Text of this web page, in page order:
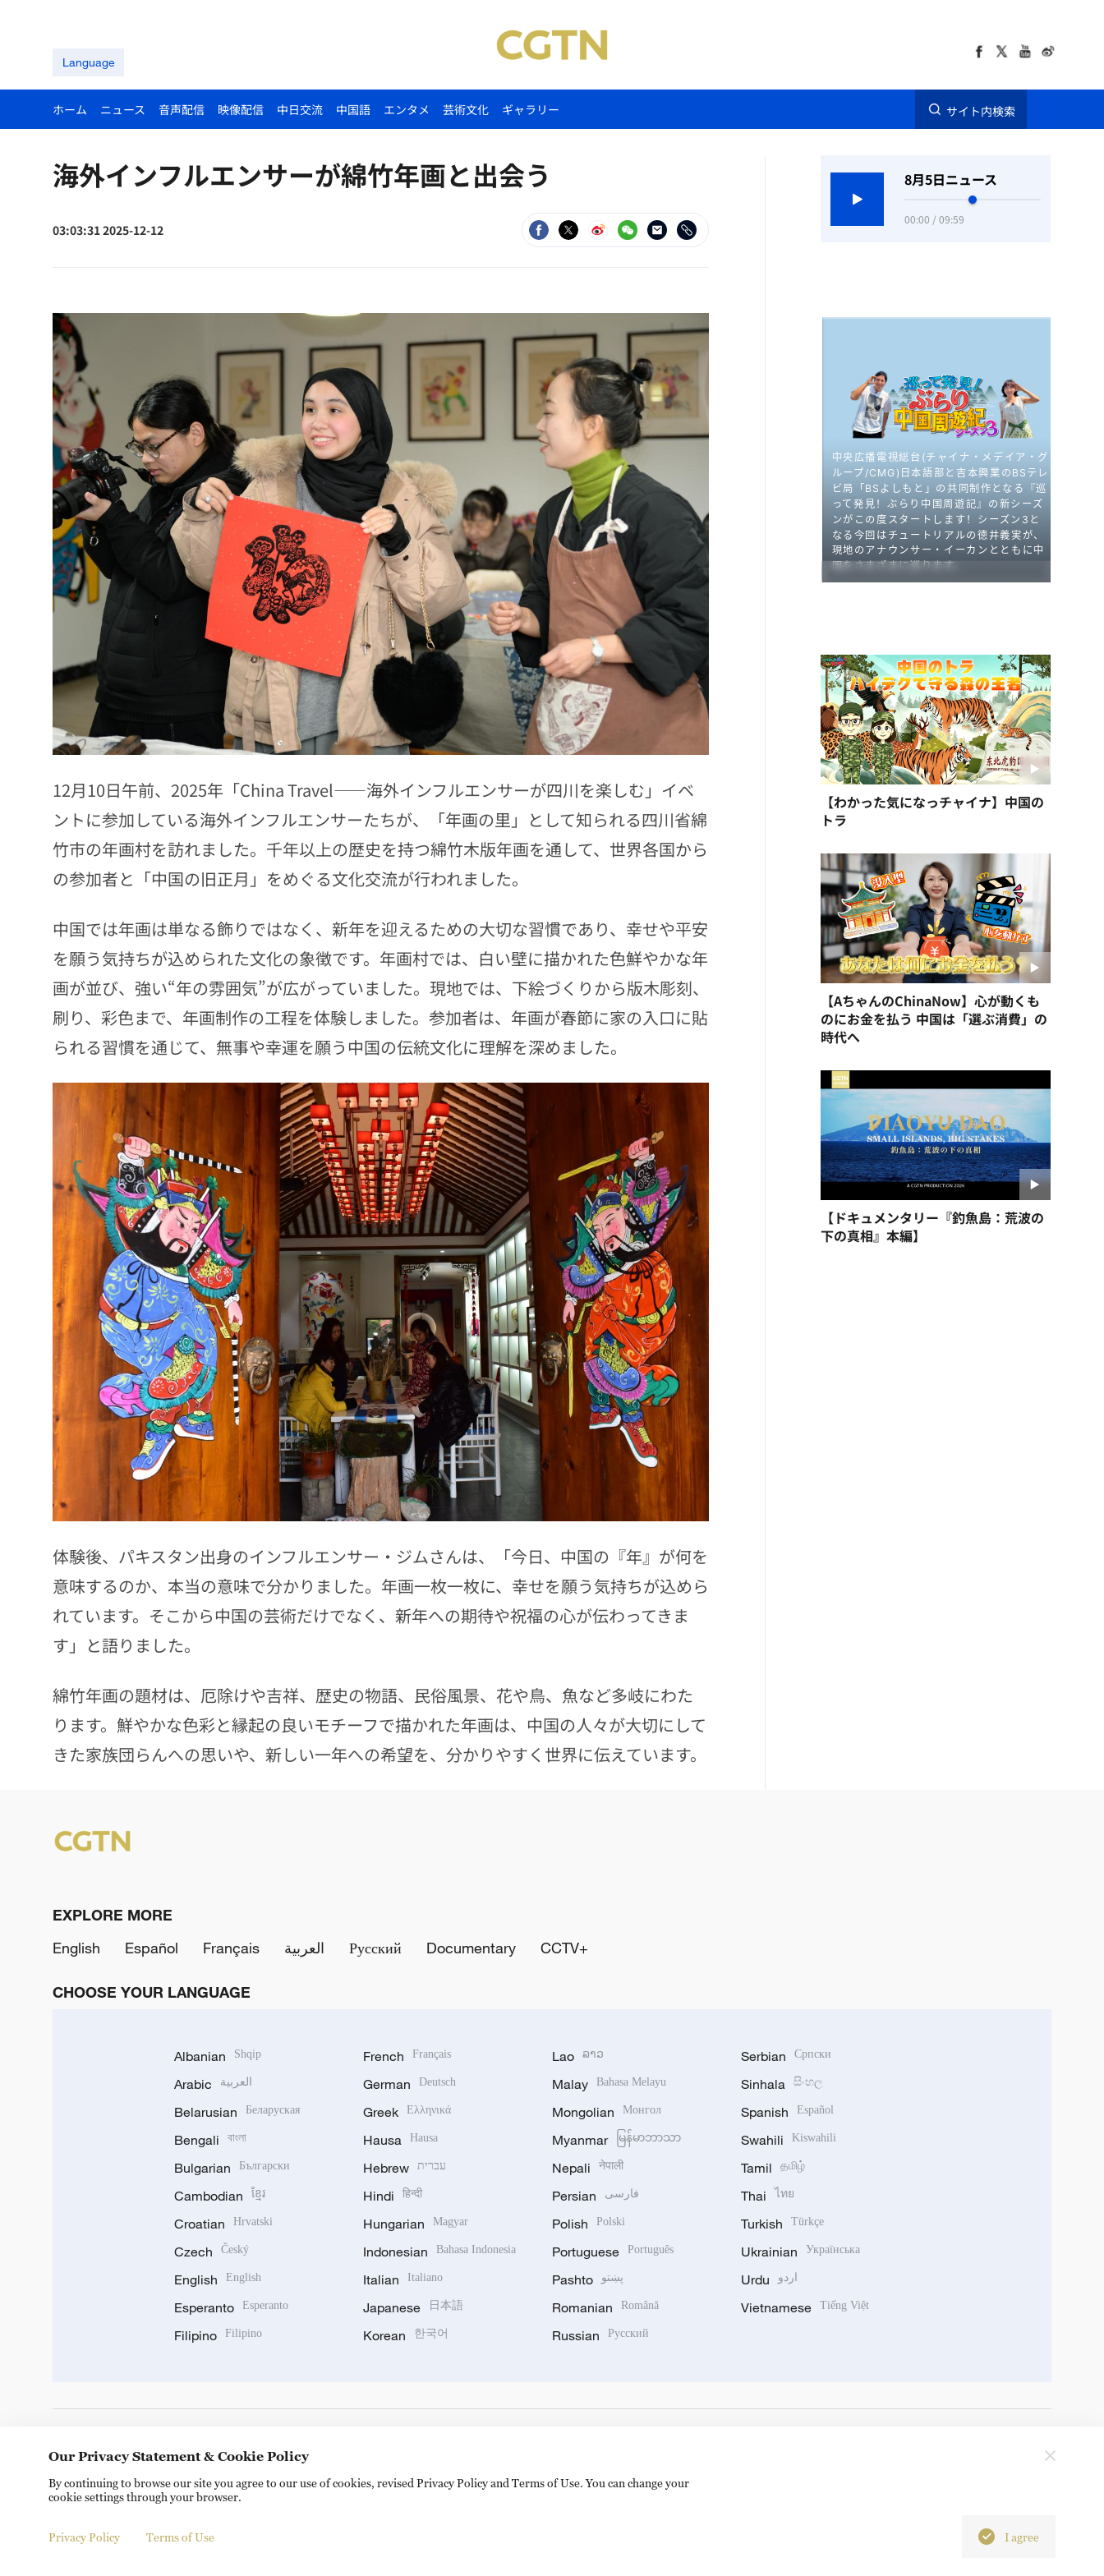
Language
ホーム ニュース 音声配信 映像配信 中日交流 中国語 エンタメ 芸術文化 ギャラリー サイト内検索
海外インフルエンサーが綿竹年画と出会う
03:03:31 2025-12-12
12月10日午前、2025年「China Travel――海外インフルエンサーが四川を楽しむ」イベ
ントに参加している海外インフルエンサーたちが、「年画の里」として知られる四川省綿
竹市の年画村を訪れました。千年以上の歴史を持つ綿竹木版年画を通して、世界各国から
の参加者と「中国の旧正月」をめぐる文化交流が行われました。
中国では年画は単なる飾りではなく、新年を迎えるための大切な習慣であり、幸せや平安
を願う気持ちが込められた文化の象徴です。年画村では、白い壁に描かれた色鮮やかな年
画が並び、強い“年の雰囲気”が広がっていました。現地では、下絵づくりから版木彫刻、
刷り、彩色まで、年画制作の工程を体験しました。参加者は、年画が春節に家の入口に貼
られる習慣を通じて、無事や幸運を願う中国の伝統文化に理解を深めました。
体験後、パキスタン出身のインフルエンサー・ジムさんは、「今日、中国の『年』が何を
意味するのか、本当の意味で分かりました。年画一枚一枚に、幸せを願う気持ちが込めら
れています。そこから中国の芸術だけでなく、新年への期待や祝福の心が伝わってきま
す」と語りました。
綿竹年画の題材は、厄除けや吉祥、歴史の物語、民俗風景、花や鳥、魚など多岐にわた
ります。鮮やかな色彩と縁起の良いモチーフで描かれた年画は、中国の人々が大切にして
きた家族団らんへの思いや、新しい一年への希望を、分かりやすく世界に伝えています。
8月5日ニュース
00:00 / 09:59
【わかった気になっチャイナ】中国の
トラ
【AちゃんのChinaNow】心が動くも
のにお金を払う 中国は「選ぶ消費」の
時代へ
【ドキュメンタリー『釣魚島：荒波の
下の真相』本編】
EXPLORE MORE
English
Español Français العربية Русский Documentary CCTV+
CHOOSE YOUR LANGUAGE
Albanian Shqip
Arabic العربية
Belarusian Беларуская
Bengali বাংলা
Bulgarian Български
Cambodian ខ្មែរ
Croatian Hrvatski
Czech Český
English English
Esperanto Esperanto
Filipino Filipino
French Français
German Deutsch
Greek Ελληνικά
Hausa Hausa
Hebrew עברית
Hindi हिन्दी
Hungarian Magyar
Indonesian Bahasa Indonesia
Italian Italiano
Japanese 日本語
Korean 한국어
Lao ລາວ
Malay Bahasa Melayu
Mongolian Монгол
Myanmar မြန်မာဘာသာ
Nepali नेपाली
Persian فارسی
Polish Polski
Portuguese Português
Pashto پښتو
Romanian Română
Russian Русский
Serbian Српски
Sinhala සිංහල
Spanish Español
Swahili Kiswahili
Tamil தமிழ்
Thai ไทย
Turkish Türkçe
Ukrainian Українська
Urdu اردو
Vietnamese Tiếng Việt
Copyright © 2024 CGTN. 京ICP备20000184号
Our Privacy Statement & Cookie Policy
By continuing to browse our site you agree to our use of cookies, revised Privacy Policy and Terms of Use. You can change your
cookie settings through your browser.
Privacy Policy Terms of Use I agree